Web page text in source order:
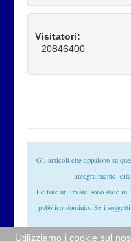
Visitatori:
20846400
Gli articoli che appaiono su
integralmente,
Le foto utilizzate sono state in
pubblico dominio. Se i
non avranno che da segnalarlo
Utilizziamo i cookie sul